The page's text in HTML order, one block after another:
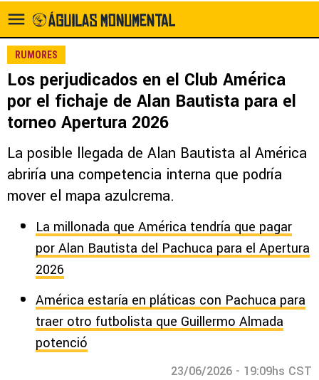
RUMORES
Los perjudicados en el Club América
por el fichaje de Alan Bautista para el
torneo Apertura 2026
La posible llegada de Alan Bautista al América
abriría una competencia interna que podría
mover el mapa azulcrema.
La millonada que América tendría que pagar
por Alan Bautista del Pachuca para el Apertura
2026
América estaría en pláticas con Pachuca para
traer otro futbolista que Guillermo Almada
potenció
23/06/2026 - 19:09hs CST